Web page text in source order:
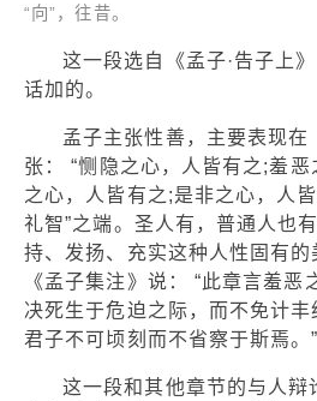
“向”，往昔。
这一段选自《孟子·告子上
话加的。
孟子主张性善，主要表现在
张： “恻隐之心，人皆有之;羞
之心，人皆有之;是非之心，人
礼智”之端。圣人有，普通人也
持、发扬、充实这种人性固有
《孟子集注》说： “此章言羞恶
决死生于危迫之际，而不免计丰
君子不可顷刻而不省察于斯焉。”
这一段和其他章节的与人辩